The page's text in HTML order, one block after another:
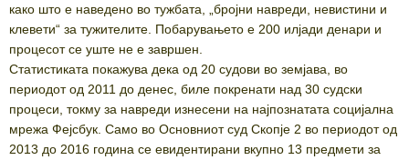
како што е наведено во тужбата, „бројни навреди, невистини и
клевети“ за тужителите. Побарувањето е 200 илјади денари и
процесот се уште не е завршен.
Статистиката покажува дека од 20 судови во земјава, во
периодот од 2011 до денес, биле покренати над 30 судски
процеси, токму за навреди изнесени на најпознатата социјална
мрежа Фејсбук. Само во Основниот суд Скопје 2 во периодот од
2013 до 2016 година се евидентирани вкупно 13 предмети за